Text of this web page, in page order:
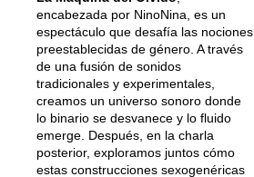
encabezada por NinoNina, es un
espectáculo que desafía las nociones
preestablecidas de género. A través
de una fusión de sonidos
tradicionales y experimentales,
creamos un universo sonoro donde
lo binario se desvanece y lo fluido
emerge. Después, en la charla
posterior, exploramos juntos cómo
estas construcciones sexogenéricas